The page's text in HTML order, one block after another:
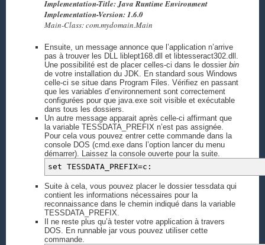
Implementation-Title: Java Runtime Environment
Implementation-Version: 1.6.0
Main-Class: com.mydomain.Main
Ensuite, un message annonce que l’application n’arrive
pas à trouver les DLL liblept168.dll et libtesseract302.dll.
Une possibilité est de placer celles-ci dans le dossierbin
de votre installation du JDK. En standard sous Windows
celle-ci se situe dans Program Files. Vérifiez en passant
que les variables d’environnement sont correctement
configurées pour que java.exe soit visible et exécutable
dans tous les dossiers.
Un autre message apparait après celle-ci affirmant que
la variable TESSDATA_PREFIX n’est pas assignée.
Pour cela vous pouvez entrer cette commande dans la
console DOS (cmd.exe dans l’option lancer du menu
démarrer). Laissez la console ouverte pour la suite.
set TESSDATA_PREFIX=c:
Suite à cela, vous pouvez placer le dossier tessdata qui
contient les informations nécessaires pour la
reconnaissance dans le chemin indiqué dans la variable
TESSDATA_PREFIX.
Il ne reste plus qu’à tester votre application à travers
DOS. En runnable jar vous pouvez utiliser cette
commande.